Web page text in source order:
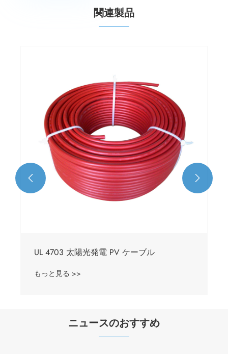
関連製品
UL 4703 太陽光発電 PV ケーブル
もっと見る >>
 
ニュースのおすすめ